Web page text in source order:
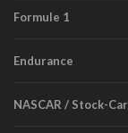
Formule 1
Endurance
NASCAR / Stock-Car